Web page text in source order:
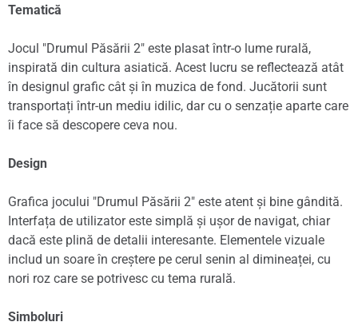
Tematică
Jocul "Drumul Păsării 2" este plasat într-o lume rurală,
inspirată din cultura asiatică. Acest lucru se reflectează atât
în designul grafic cât și în muzica de fond. Jucătorii sunt
transportați într-un mediu idilic, dar cu o senzație aparte care
îi face să descopere ceva nou.
Design
Grafica jocului "Drumul Păsării 2" este atent și bine gândită.
Interfața de utilizator este simplă și ușor de navigat, chiar
dacă este plină de detalii interesante. Elementele vizuale
includ un soare în creștere pe cerul senin al dimineaței, cu
nori roz care se potrivesc cu tema rurală.
Simboluri